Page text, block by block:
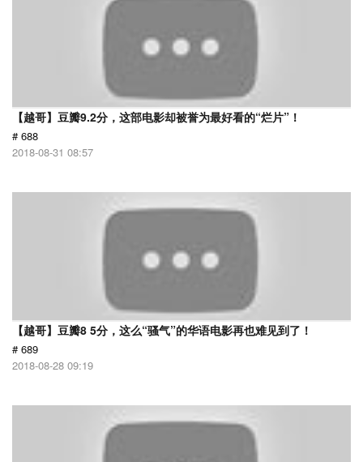
【越哥】豆瓣9.2分，这部电影却被誉为最好看的“烂片”！
# 688
2018-08-31 08:57
【越哥】豆瓣8 5分，这么“骚气”的华语电影再也难见到了！
# 689
2018-08-28 09:19